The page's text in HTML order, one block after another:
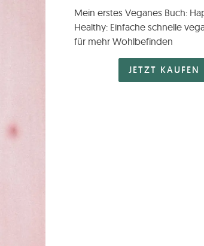
Mein erstes Veganes Buch:
Healthy: Einfache schnelle
für mehr Wohlbefinden
JETZT KAUFEN